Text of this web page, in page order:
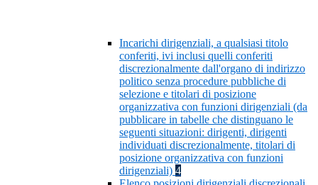
Incarichi dirigenziali, a qualsiasi titolo
conferiti, ivi inclusi quelli conferiti
discrezionalmente dall'organo di indirizzo
politico senza procedure pubbliche di
selezione e titolari di posizione
organizzativa con funzioni dirigenziali (da
pubblicare in tabelle che distinguano le
seguenti situazioni: dirigenti, dirigenti
individuati discrezionalmente, titolari di
posizione organizzativa con funzioni
dirigenziali) 4